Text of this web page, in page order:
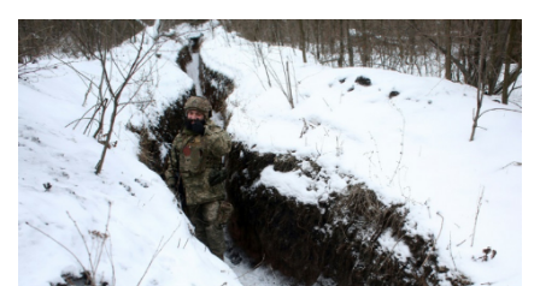
BMD 1.156136
BND 1.477082
BOB 13.69983
BRL 5.876989
BSD 1.152686
BTN 109.688637
BWP 15.558807
BYN 3.432357
BYR 22660.258427
BZD 2.318271